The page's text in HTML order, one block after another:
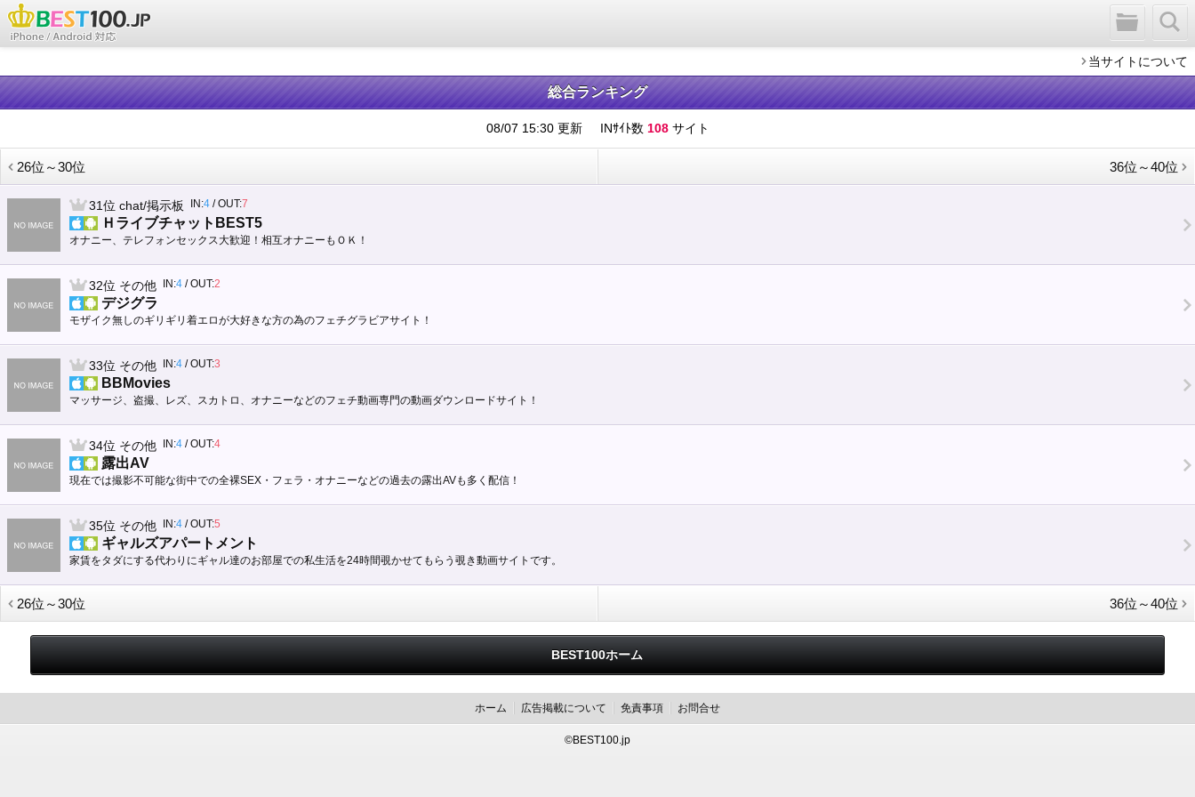
当サイトについて
総合ランキング
08/07 15:30更新 INｻｲﾄ数 108サイト
26位～30位 36位～40位
31位 chat/掲示板 IN:4 / OUT:7
ＨライブチャットBEST5
オナニー、テレフォンセックス大歓迎！相互オナニーもＯＫ！
32位 その他 IN:4 / OUT:2
デジグラ
モザイク無しのギリギリ着エロが大好きな方の為のフェチグラビアサイト！
33位 その他 IN:4 / OUT:3
BBMovies
マッサージ、盗撮、レズ、スカトロ、オナニーなどのフェチ動画専門の動画ダウンロードサイト！
34位 その他 IN:4 / OUT:4
露出AV
現在では撮影不可能な街中での全裸SEX・フェラ・オナニーなどの過去の露出AVも多く配信！
35位 その他 IN:4 / OUT:5
ギャルズアパートメント
家賃をタダにする代わりにギャル達のお部屋での私生活を24時間覗かせてもらう覗き動画サイトです。
26位～30位 36位～40位
BEST100ホーム
ホーム 広告掲載について 免責事項 お問合せ
©BEST100.jp